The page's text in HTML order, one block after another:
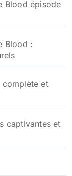
Blood épisode
Blood :
complète et
captivantes et